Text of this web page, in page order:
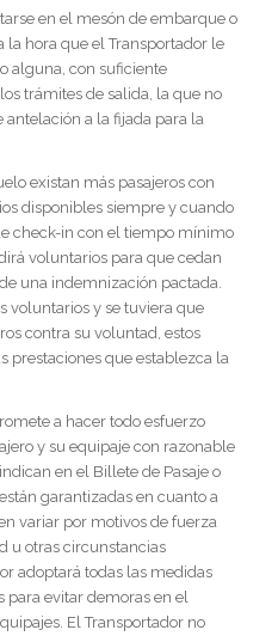
en el mesón de embarque o
la hora que el Transportador le
alguna, con suficiente
trámites de salida, la que no
antelación a la fijada para la
existan más pasajeros con
disponibles siempre y cuando
check-in con el tiempo mínimo
voluntarios para que cedan
una indemnización pactada.
voluntarios y se tuviera que
contra su voluntad, estos
prestaciones que establezca la
a hacer todo esfuerzo
y su equipaje con razonable
en el Billete de Pasaje o
garantizadas en cuanto a
variar por motivos de fuerza
u otras circunstancias
adoptará todas las medidas
para evitar demoras en el
El Transportador no